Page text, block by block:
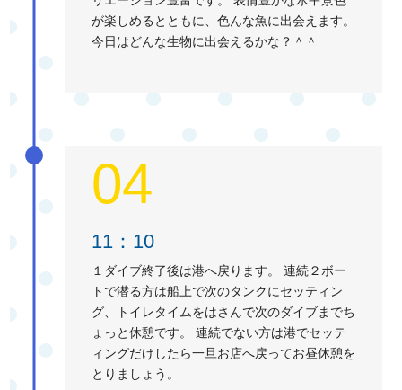
が楽しめるとともに、色んな魚に出会えます。
今日はどんな生物に出会えるかな？＾＾
04
11：10
１ダイブ終了後は港へ戻ります。 連続２ボー
トで潜る方は船上で次のタンクにセッティン
グ、トイレタイムをはさんで次のダイブまでち
ょっと休憩です。 連続でない方は港でセッテ
ィングだけしたら一旦お店へ戻ってお昼休憩を
とりましょう。